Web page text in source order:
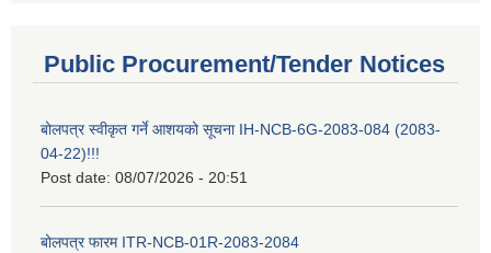
Public Procurement/Tender Notices
बोलपत्र स्वीकृत गर्ने आशयको सूचना IH-NCB-6G-2083-084 (2083-
04-22)!!!
Post date: 08/07/2026 - 20:51
बोलपत्र फारम ITR-NCB-01R-2083-2084